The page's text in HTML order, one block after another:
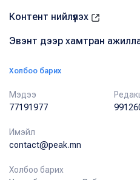
Контент нийлүүлэх
Эвэнт дээр хамтран
Холбоо барих
Мэдээ
77191977
Имэйл
contact@peak.mn
Холбоо барих